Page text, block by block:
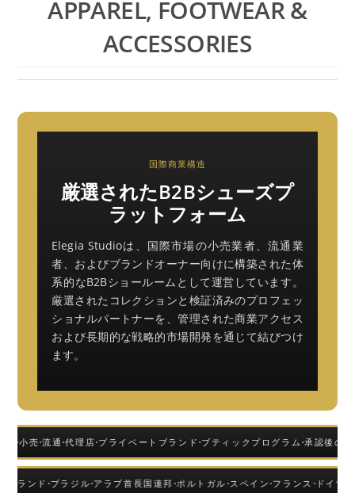
APPAREL, FOOTWEAR &
ACCESSORIES
国際商業構造
厳選されたB2Bシューズプ
ラットフォーム
Elegia Studioは、国際市場の小売業者、流通業
者、およびブランドオーナー向けに構築された体
系的なB2Bショールームとして運営しています。
厳選されたコレクションと検証済みのプロフェッ
ショナルパートナーを、管理された商業アクセス
および長期的な戦略的市場開発を通じて結びつけ
ます。
小売·流通·代理店·プライベートブランド·ブティックプログラム·承認後の商
ポーランド·ブラジル·アラブ首長国連邦·ポルトガル·スペイン· フランス·ドイツ